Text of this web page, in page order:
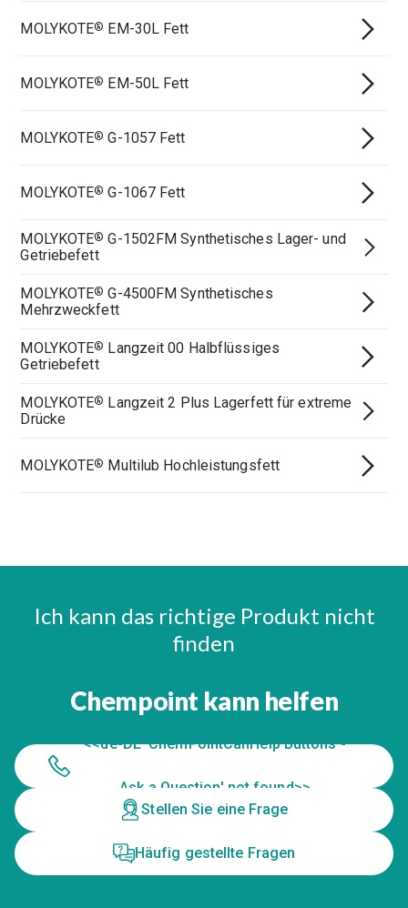
MOLYKOTE® EM-30L Fett
MOLYKOTE® EM-50L Fett
MOLYKOTE® G-1057 Fett
MOLYKOTE® G-1067 Fett
MOLYKOTE® G-1502FM Synthetisches Lager- und
Getriebefett
MOLYKOTE® G-4500FM Synthetisches
Mehrzweckfett
MOLYKOTE® Langzeit 00 Halbflüssiges
Getriebefett
MOLYKOTE® Langzeit 2 Plus Lagerfett für extreme
Drücke
MOLYKOTE® Multilub Hochleistungsfett
Ich kann das richtige Produkt nicht
finden
Chempoint kann helfen
<<de-DE 'ChemPointCanHelp Buttons -
Ask a Question' not found>>
Stellen Sie eine Frage
Häufig gestellte Fragen